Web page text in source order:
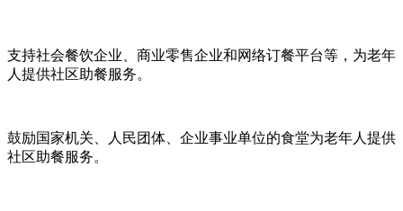
支持社会餐饮企业、商业零售企业和网络订餐平台等，为老年
人提供社区助餐服务。
鼓励国家机关、人民团体、企业事业单位的食堂为老年人提供
社区助餐服务。